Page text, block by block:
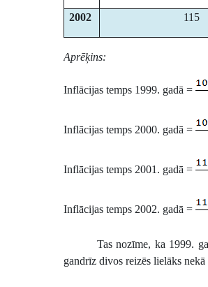
2002 115
Aprēķins:
Inflācijas temps 1999. gadā =
Inflācijas temps 2000. gadā =
Inflācijas temps 2001. gadā =
Inflācijas temps 2002. gadā =
Tas nozīme, ka 1999.
gandrīz divos reizēs lielāks nekā